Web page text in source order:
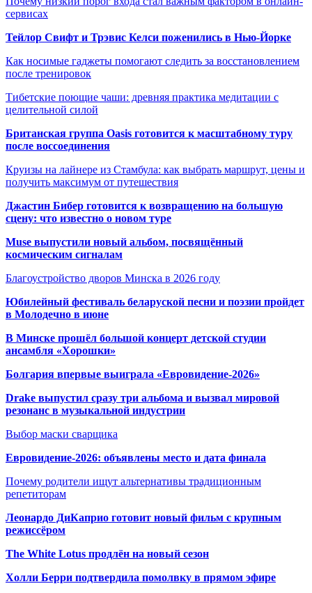
сервисах
Тейлор Свифт и Трэвис Келси поженились в Нью-Йорке
Как носимые гаджеты помогают следить за восстановлением
после тренировок
Тибетские поющие чаши: древняя практика медитации с
целительной силой
Британская группа Oasis готовится к масштабному туру
после воссоединения
Круизы на лайнере из Стамбула: как выбрать маршрут, цены и
получить максимум от путешествия
Джастин Бибер готовится к возвращению на большую
сцену: что известно о новом туре
Muse выпустили новый альбом, посвящённый
космическим сигналам
Благоустройство дворов Минска в 2026 году
Юбилейный фестиваль беларуской песни и поэзии пройдет
в Молодечно в июне
В Минске прошёл большой концерт детской студии
ансамбля «Хорошки»
Болгария впервые выиграла «Евровидение-2026»
Drake выпустил сразу три альбома и вызвал мировой
резонанс в музыкальной индустрии
Выбор маски сварщика
Евровидение-2026: объявлены место и дата финала
Почему родители ищут альтернативы традиционным
репетиторам
Леонардо ДиКаприо готовит новый фильм с крупным
режиссёром
The White Lotus продлён на новый сезон
Холли Берри подтвердила помолвку в прямом эфире